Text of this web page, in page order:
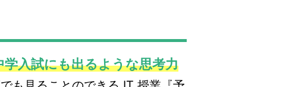
入試にも出るような思考力